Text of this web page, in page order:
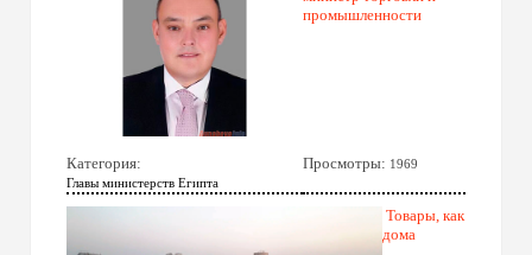
промышленности
Категория:
Главы министерств Египта
Просмотры: 1969
Товары, как
дома